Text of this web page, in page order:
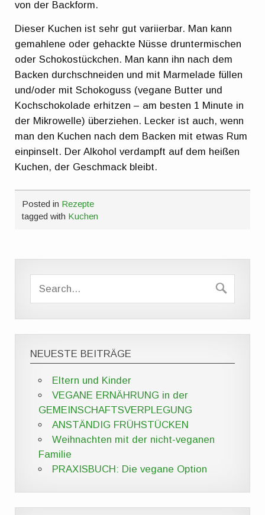
von der Backform.
Dieser Kuchen ist sehr gut variierbar. Man kann
gemahlene oder gehackte Nüsse druntermischen
oder Schokostückchen. Man kann ihn nach dem
Backen durchschneiden und mit Marmelade füllen
und/oder mit Schokoguss (vegane Butter und
Kochschokolade erhitzen – am besten 1 Minute in
der Mikrowelle) überziehen. Lecker ist auch, wenn
man den Kuchen nach dem Backen mit etwas Rum
einpinselt. Der Alkohol verdampft auf dem heißen
Kuchen, der Geschmack bleibt.
Posted in Rezepte
tagged with Kuchen
NEUESTE BEITRÄGE
Eltern und Kinder
VEGANE ERNÄHRUNG in der
GEMEINSCHAFTSVERPLEGUNG
ANSTÄNDIG FRÜHSTÜCKEN
Weihnachten mit der nicht-veganen
Familie
PRAXISBUCH: Die vegane Option